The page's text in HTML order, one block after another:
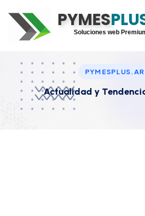
PYMESDigitaliza tu
Soluciones web
PYMESPLUS.AR
Actualidad y